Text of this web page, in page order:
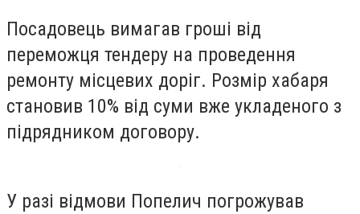
Посадовець вимагав гроші від
переможця тендеру на проведення
ремонту місцевих доріг. Розмір хабаря
становив 10% від суми вже укладеного з
підрядником договору.
У разі відмови Попелич погрожував